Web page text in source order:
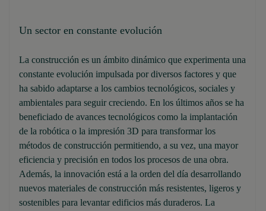
Un sector en constante evolución
La construcción es un ámbito dinámico que experimenta una
constante evolución impulsada por diversos factores y que
ha sabido adaptarse a los cambios tecnológicos, sociales y
ambientales para seguir creciendo. En los últimos años se ha
beneficiado de avances tecnológicos como la implantación
de la robótica o la impresión 3D para transformar los
métodos de construcción permitiendo, a su vez, una mayor
eficiencia y precisión en todos los procesos de una obra.
Además, la innovación está a la orden del día desarrollando
nuevos materiales de construcción más resistentes, ligeros y
sostenibles para levantar edificios más duraderos. La